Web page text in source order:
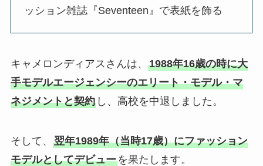
ッション雑誌『Seventeen』で表紙を飾る
キャメロンディアスさんは、 1988年16歳の時に大
手モデルエージェンシーのエリート・モデル・マ
ネジメントと契約し、高校を中退しました。
そして、 翌年1989年（当時17歳）にファッション
モデルとしてデビューを果たします。